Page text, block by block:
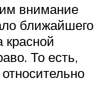
внимание
ближайшего
красной
То есть,